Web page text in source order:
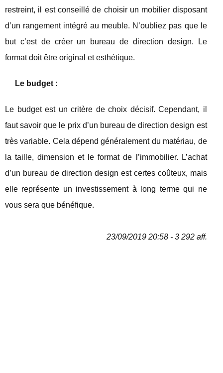
restreint, il est conseillé de choisir un mobilier disposant
d’un rangement intégré au meuble. N’oubliez pas que le
but c’est de créer un bureau de direction design. Le
format doit être original et esthétique.
Le budget :
Le budget est un critère de choix décisif. Cependant, il
faut savoir que le prix d’un bureau de direction design est
très variable. Cela dépend généralement du matériau, de
la taille, dimension et le format de l’immobilier. L’achat
d’un bureau de direction design est certes coûteux, mais
elle représente un investissement à long terme qui ne
vous sera que bénéfique.
23/09/2019 20:58 - 3 292 aff.